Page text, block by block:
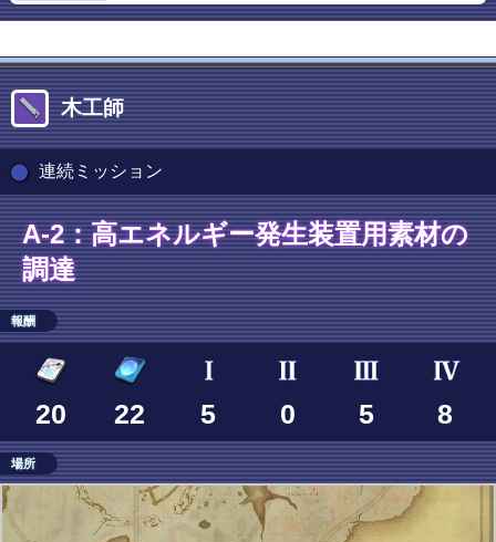
木工師
連続ミッション
A-2：高エネルギー発生装置用素材の
調達
報酬
20 22 5 0 5 8
場所